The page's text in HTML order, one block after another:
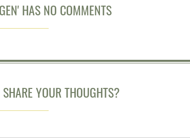
HAS NO COMMENTS
YOUR THOUGHTS?